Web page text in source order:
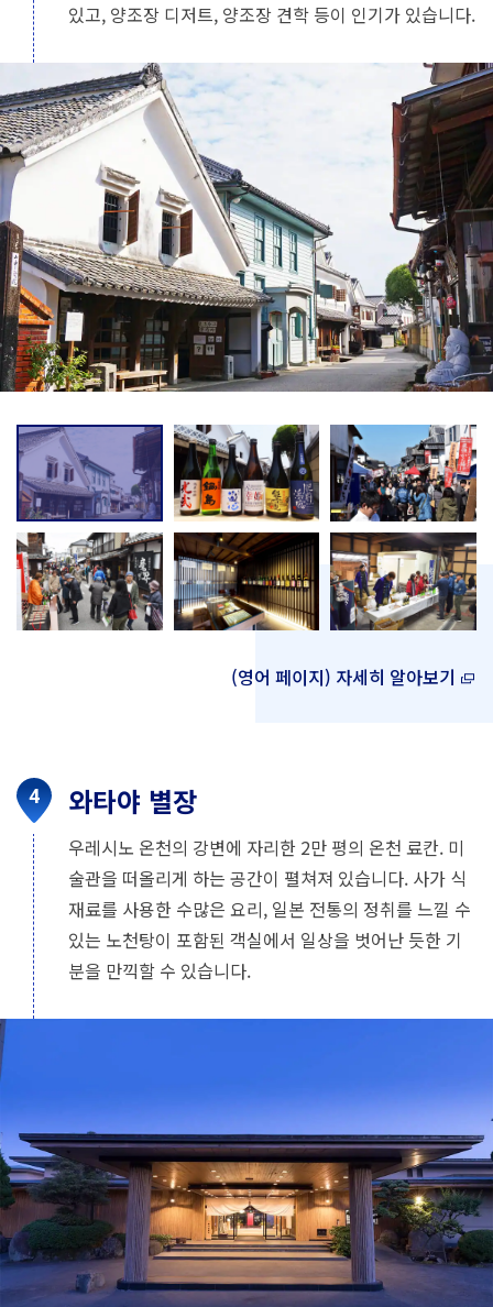
있고, 양조장 디저트, 양조장 견학 등이 인기가 있습니다.
(영어 페이지) 자세히 알아보기
와타야 별장
우레시노 온천의 강변에 자리한 2만 평의 온천 료칸. 미
술관을 떠올리게 하는 공간이 펼쳐져 있습니다. 사가 식
재료를 사용한 수많은 요리, 일본 전통의 정취를 느낄 수
있는 노천탕이 포함된 객실에서 일상을 벗어난 듯한 기
분을 만끽할 수 있습니다.